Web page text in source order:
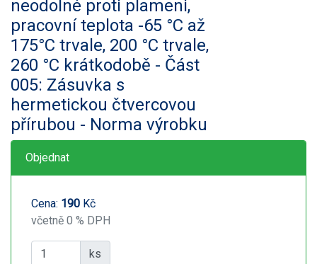
neodolné proti plameni,
pracovní teplota -65 °C až
175°C trvale, 200 °C trvale,
260 °C krátkodobě - Část
005: Zásuvka s
hermetickou čtvercovou
přírubou - Norma výrobku
Objednat
Cena: 190 Kč
včetně 0 % DPH
ks